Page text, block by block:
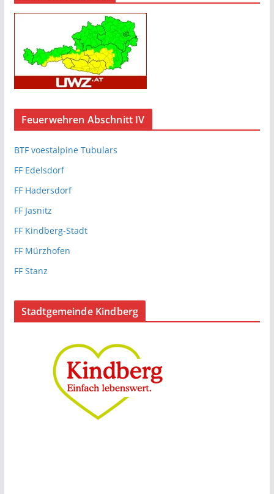
Feuerwehren Abschnitt IV
BTF voestalpine Tubulars
FF Edelsdorf
FF Hadersdorf
FF Jasnitz
FF Kindberg-Stadt
FF Mürzhofen
FF Stanz
Stadtgemeinde Kindberg